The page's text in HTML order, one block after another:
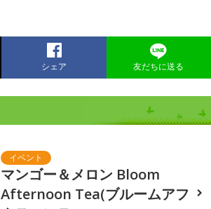
シェア 友だちに送る
マンゴー＆メロン Bloom
Afternoon Tea(ブルームアフ